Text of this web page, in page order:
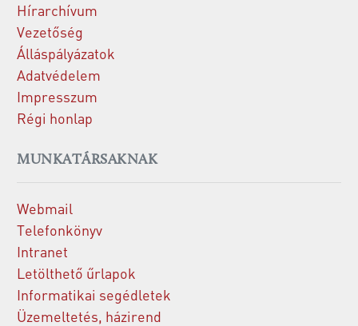
Hírarchívum
Vezetőség
Álláspályázatok
Adatvédelem
Impresszum
Régi honlap
MUNKATÁRSAKNAK
Webmail
Telefonkönyv
Intranet
Letölthető űrlapok
Informatikai segédletek
Üzemeltetés, házirend